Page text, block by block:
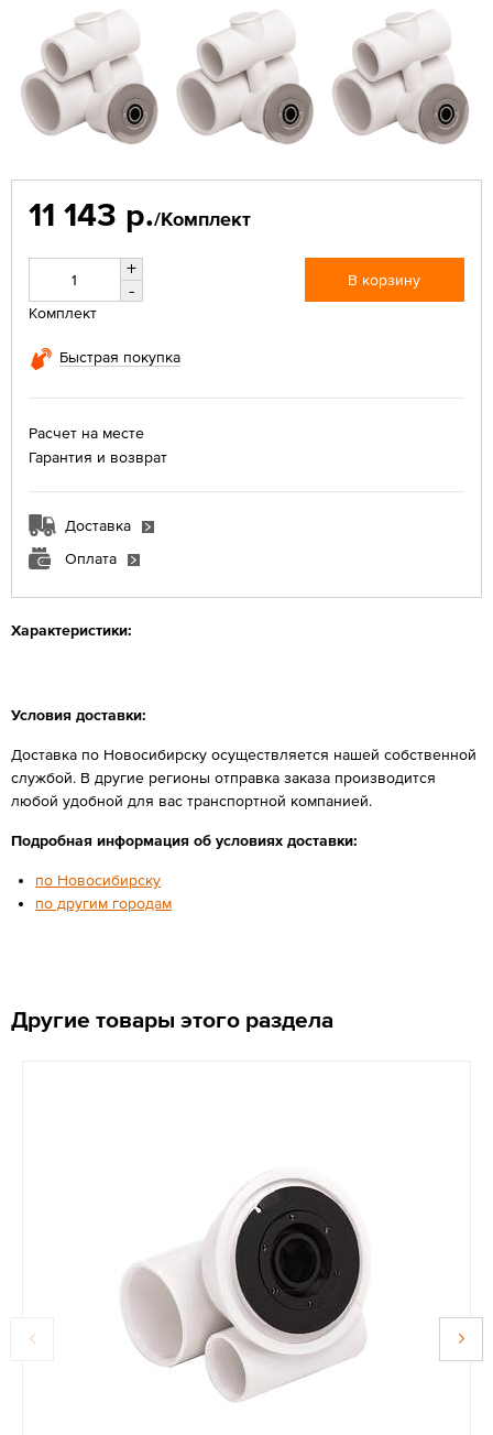
Характеристики:
11 143 р./Комплект
+
-
Комплект
В корзину
Быстрая покупка
Расчет на месте
Гарантия и возврат
Доставка
Оплата
Условия доставки:
Доставка по Новосибирску осуществляется нашей собственной
службой. В другие регионы отправка заказа производится
любой удобной для вас транспортной компанией.
Подробная информация об условиях доставки:
по Новосибирску
по другим городам
Другие товары этого раздела